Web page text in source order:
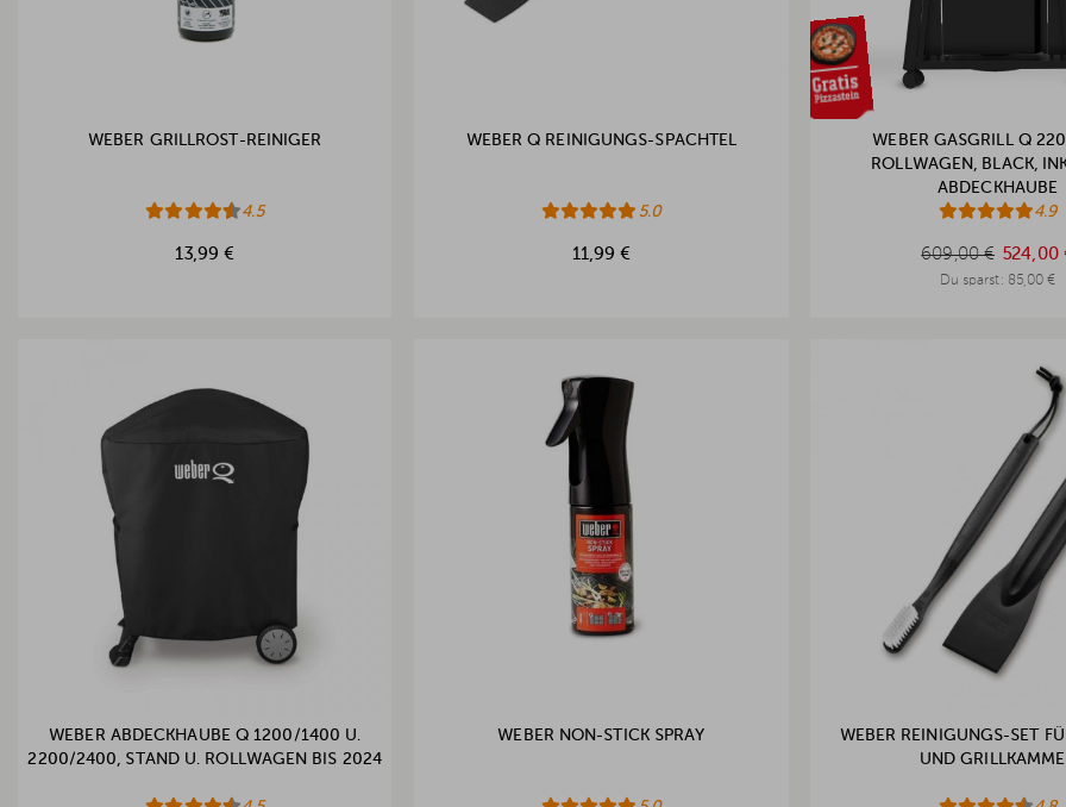
WEBER GRILLROST-REINIGER
4.5
13,99 €
WEBER Q REINIGUNGS-SPACHTEL
5.0
11,99 €
WEBER GASGRILL Q
ROLLWAGEN, BLACK,
ABDECKHAUBE
4.9
609,00 € 524,00
Du sparst: 85,00 €
609,00 €
WEBER ABDECKHAUBE Q 1200/1400 U.
2200/2400, STAND U. ROLLWAGEN BIS 2024
WEBER NON-STICK SPRAY
WEBER REINIGUNGS-SET
UND